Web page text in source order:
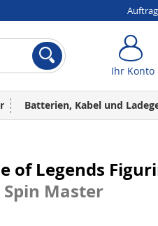
Ihr Konto
Batterien, Kabel und
of Legends
Spin Master
Ihr Konto